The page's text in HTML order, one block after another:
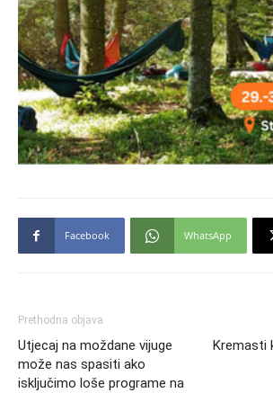
Facebook WhatsApp
Prethodna objava
Utjecaj na moždane vijuge
može nas spasiti ako
isključimo loše programe na
Kremasti